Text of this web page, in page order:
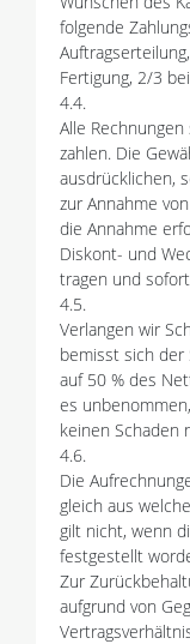
folgende
Fertigung, 2/3
4.4.
Alle
zahlen. Die
ausdrücklichen,
zur Annahme
die Annahme
Diskont- und
tragen und
4.5.
Verlangen wir
bemisst sich der
auf 50 % des
es
keinen Schaden
4.6.
Die
gleich aus
gilt nicht, wenn
festgestellt
Zur
aufgrund von